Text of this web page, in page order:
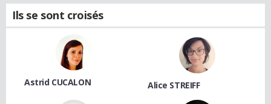
Ils se sont croisés
Astrid CUCALON Alice STREIFF